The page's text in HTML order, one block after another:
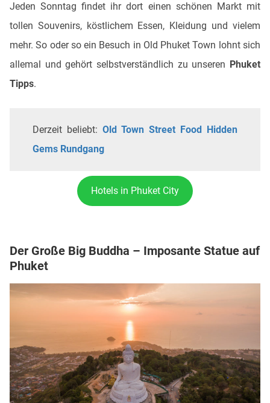
Jeden Sonntag findet ihr dort einen schönen Markt mit
tollen Souvenirs, köstlichem Essen, Kleidung und vielem
mehr. So oder so ein Besuch in Old Phuket Town lohnt sich
allemal und gehört selbstverständlich zu unseren Phuket
Tipps.
Derzeit beliebt: Old Town Street Food Hidden
Gems Rundgang
Hotels in Phuket City
Der Große Big Buddha – Imposante Statue auf
Phuket